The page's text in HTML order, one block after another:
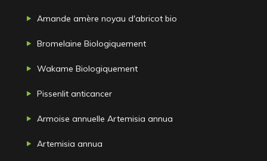
Amande amère noyau d'abricot bio
Bromelaine Biologiquement
Wakame Biologiquement
Pissenlit anticancer
Armoise annuelle Artemisia annua
Artemisia annua